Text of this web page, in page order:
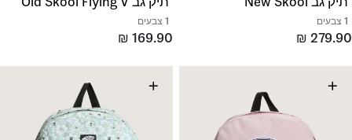
1 צבעים
₪ 279.90
1 צבעים
₪ 169.90
+
+